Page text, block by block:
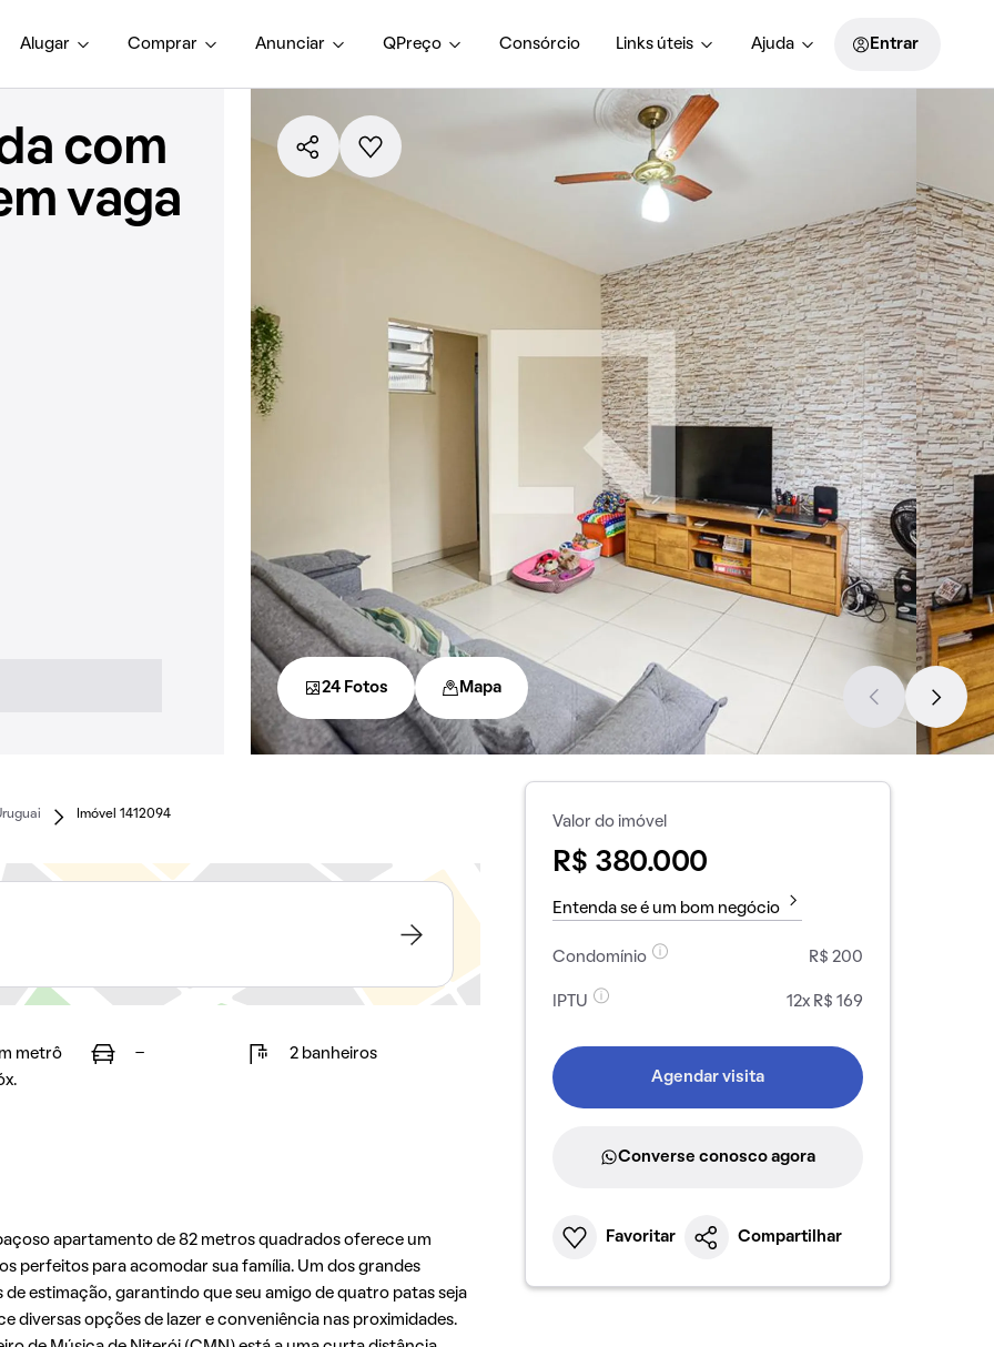
Alugar Comprar Anunciar QPreço Consórcio Links úteis Ajuda Entrar
com
vaga
24 Fotos Mapa
Imóvel 1412094
metrô
- 2 banheiros
apartamento de 82 metros quadrados oferece um
perfeitos para acomodar sua família. Um dos grandes
de estimação, garantindo que seu amigo de quatro patas seja
diversas opções de lazer e conveniência nas proximidades.
Valor do imóvel
R$ 380.000
Entenda se é um bom negócio
Condomínio R$ 200
IPTU 12x R$ 169
Agendar visita
Converse conosco agora
Favoritar Compartilhar